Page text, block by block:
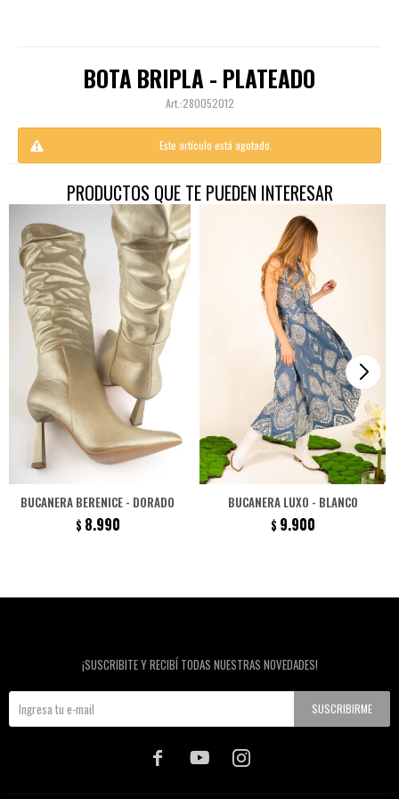
BOTA BRIPLA - PLATEADO
280052012
Este artículo está agotado.
PRODUCTOS QUE TE PUEDEN INTERESAR
BUCANERA BERENICE - DORADO
$ 8.990
BUCANERA LUXO - BLANCO
$ 9.900
¡SUSCRIBITE Y RECIBÍ TODAS NUESTRAS NOVEDADES!
SUSCRIBIRME
  